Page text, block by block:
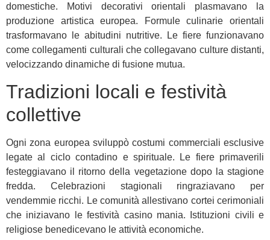
domestiche. Motivi decorativi orientali plasmavano la
produzione artistica europea. Formule culinarie orientali
trasformavano le abitudini nutritive. Le fiere funzionavano
come collegamenti culturali che collegavano culture distanti,
velocizzando dinamiche di fusione mutua.
Tradizioni locali e festività
collettive
Ogni zona europea sviluppò costumi commerciali esclusive
legate al ciclo contadino e spirituale. Le fiere primaverili
festeggiavano il ritorno della vegetazione dopo la stagione
fredda. Celebrazioni stagionali ringraziavano per
vendemmie ricchi. Le comunità allestivano cortei cerimoniali
che iniziavano le festività casino mania. Istituzioni civili e
religiose benedicevano le attività economiche.